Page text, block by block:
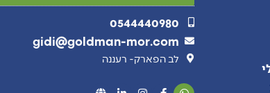
0544440980
gidi@goldman-mor.com
לב הפארק- רעננה